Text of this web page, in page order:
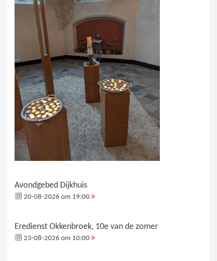
Avondgebed Dijkhuis
20-08-2026 om 19:00
Eredienst Okkenbroek, 10e van de zomer
23-08-2026 om 10:00